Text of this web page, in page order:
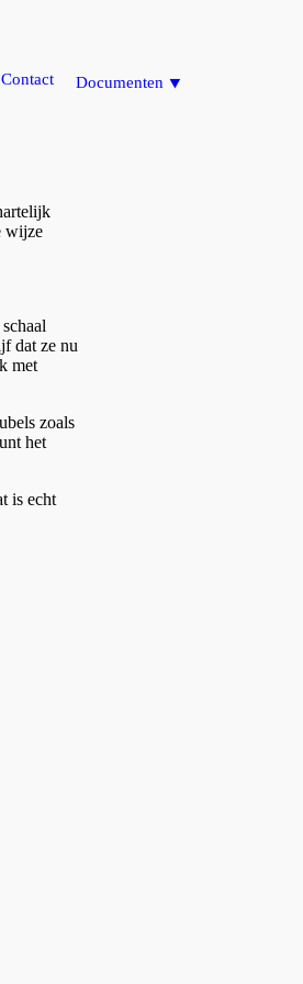
Documenten ⯆
Contact
wijze
dat ze nu
met
zoals
het
is echt